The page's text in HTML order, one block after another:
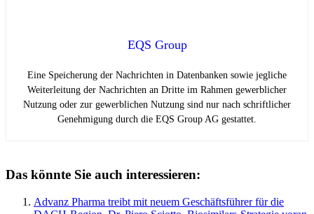
EQS Group
Eine Speicherung der Nachrichten in Datenbanken sowie jegliche
Weiterleitung der Nachrichten an Dritte im Rahmen gewerblicher
Nutzung oder zur gewerblichen Nutzung sind nur nach schriftlicher
Genehmigung durch die EQS Group AG gestattet.
Das könnte Sie auch interessieren:
Advanz Pharma treibt mit neuem Geschäftsführer für die